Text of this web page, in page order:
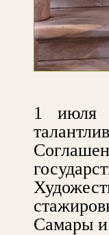
1 июля
Самары и